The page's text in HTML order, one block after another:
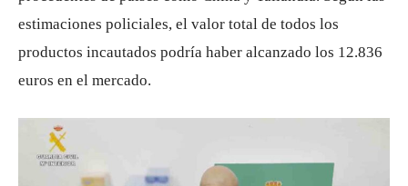
estimaciones policiales, el valor total de todos los
productos incautados podría haber alcanzado los 12.836
euros en el mercado.